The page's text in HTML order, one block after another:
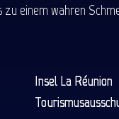
zu einem wahren
Insel La Réunion